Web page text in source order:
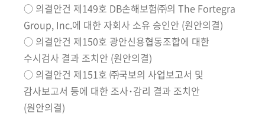
○ 의결안건 제149호 DB손해보험㈜의 The Fortegra
Group, Inc.에 대한 자회사 소유 승인안 (원안의결)
○ 의결안건 제150호 광안신용협동조합에 대한
수시검사 결과 조치안 (원안의결)
○ 의결안건 제151호 ㈜국보의 사업보고서 및
감사보고서 등에 대한 조사･감리 결과 조치안
(원안의결)